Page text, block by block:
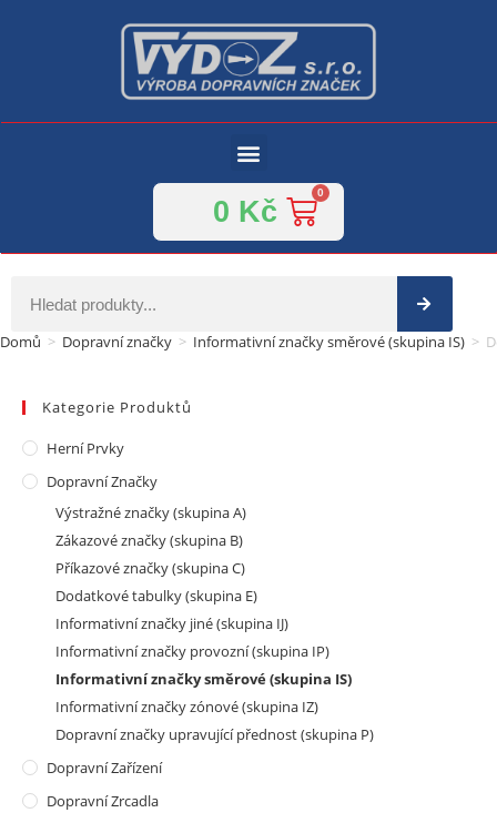
0 Kč
Domů > Dopravní značky > Informativní značky směrové (skupina IS) >
Kategorie Produktů
Herní Prvky
Dopravní Značky
Výstražné značky (skupina A)
Zákazové značky (skupina B)
Příkazové značky (skupina C)
Dodatkové tabulky (skupina E)
Informativní značky jiné (skupina IJ)
Informativní značky provozní (skupina IP)
Informativní značky směrové (skupina IS)
Informativní značky zónové (skupina IZ)
Dopravní značky upravující přednost (skupina P)
Dopravní Zařízení
Dopravní Zrcadla